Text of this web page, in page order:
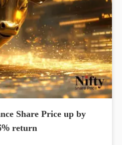
Share Price up by
return